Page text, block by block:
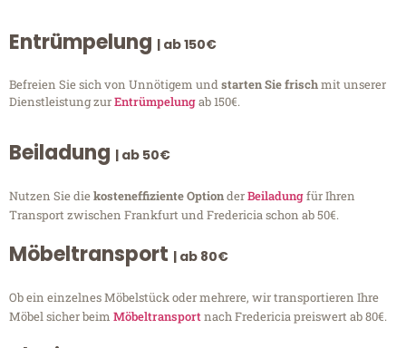
Entrümpelung | ab 150€
Befreien Sie sich von Unnötigem undstarten Sie frischmit unserer
Dienstleistung zurEntrümpelungab 150€.
Beiladung | ab 50€
Nutzen Sie diekosteneffiziente OptionderBeiladungfür Ihren
Transport zwischen Frankfurt und Fredericia schon ab 50€.
Möbeltransport | ab 80€
Ob ein einzelnes Möbelstück oder mehrere, wir transportieren Ihre
Möbel sicher beim Möbeltransportnach Fredericia preiswert ab 80€.